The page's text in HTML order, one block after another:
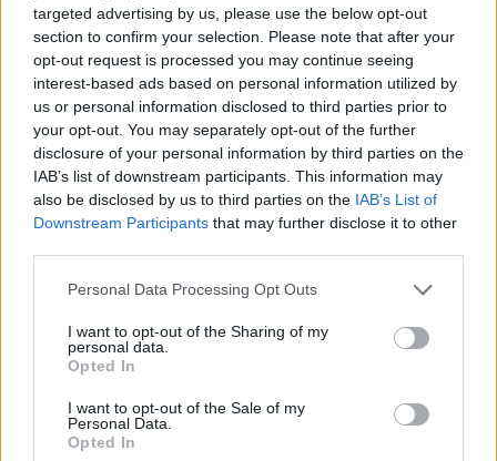
targeted advertising by us, please use the below opt-out
section to confirm your selection. Please note that after your
opt-out request is processed you may continue seeing
interest-based ads based on personal information utilized by
us or personal information disclosed to third parties prior to
your opt-out. You may separately opt-out of the further
disclosure of your personal information by third parties on the
IAB’s list of downstream participants. This information may
also be disclosed by us to third parties on the IAB’s List of
Downstream Participants that may further disclose it to other
Personal Data Processing Opt Outs
I want to opt-out of the Sharing of my
personal data.
Opted In
I want to opt-out of the Sale of my
Personal Data.
Opted In
ALTRE NOTIZIE DI CADEGLIANO
VICONAGO